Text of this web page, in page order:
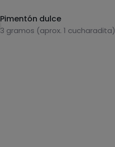
Pimentón dulce
3 gramos (aprox. 1 cucharadita)